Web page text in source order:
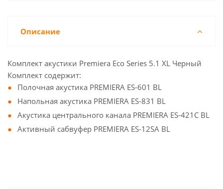
Описание
Комплект акустики Premiera Eco Series 5.1 XL Черный
Комплект содержит:
Полочная акустика PREMIERA ES-601 BL
Напольная акустика PREMIERA ES-831 BL
Акустика центрального канала PREMIERA ES-421C BL
Активный сабвуфер PREMIERA ES-12SA BL